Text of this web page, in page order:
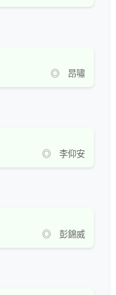
◎ 昂嘯
◎ 李仰安
◎ 彭錦威